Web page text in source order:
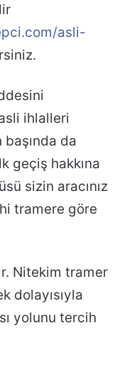
asli-
ihlalleri
başında da
geçiş hakkına
sizin aracınız
tramere göre
Nitekim tramer
dolayısıyla
yolunu tercih